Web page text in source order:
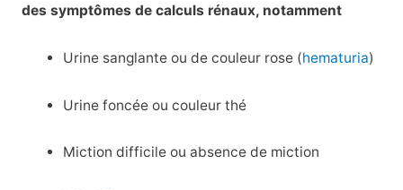
des symptômes de calculs rénaux, notamment
Urine sanglante ou de couleur rose (hematuria)
Urine foncée ou couleur thé
Miction difficile ou absence de miction